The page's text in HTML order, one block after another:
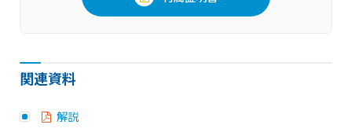
関連資料
解説